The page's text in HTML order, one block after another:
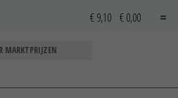
€ 9,10 € 0,00
MARKTPRIJZEN